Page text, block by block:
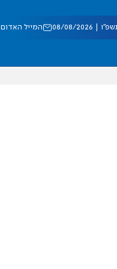
08/2026 המייל האדום